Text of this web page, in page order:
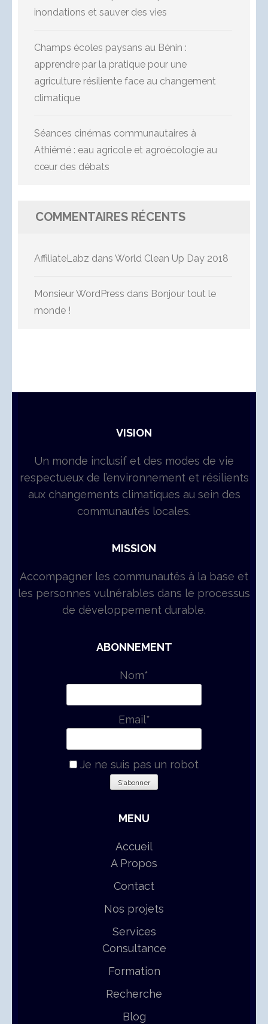
inondations et sauver des vies
Champs écoles paysans au Bénin :
apprendre par la pratique pour une
agriculture résiliente face au changement
climatique
Séances cinémas communautaires à
Athiémé : eau agricole et agroécologie au
cœur des débats
COMMENTAIRES RÉCENTS
AffiliateLabz dans World Clean Up Day 2018
Monsieur WordPress dans Bonjour tout le
monde !
VISION
Un monde inclusif et des modes de vie
respectueux de l’environnement et résilients
aux changements climatiques au sein des
communautés locales.
MISSION
Accompagner les communautés à la base et
les personnes vulnérables dans le processus
de développement durable.
ABONNEMENT
Nom*
Email*
Je ne suis pas un robot
MENU
Accueil
A Propos
Contact
Nos projets
Services
Consultance
Formation
Recherche
Blog